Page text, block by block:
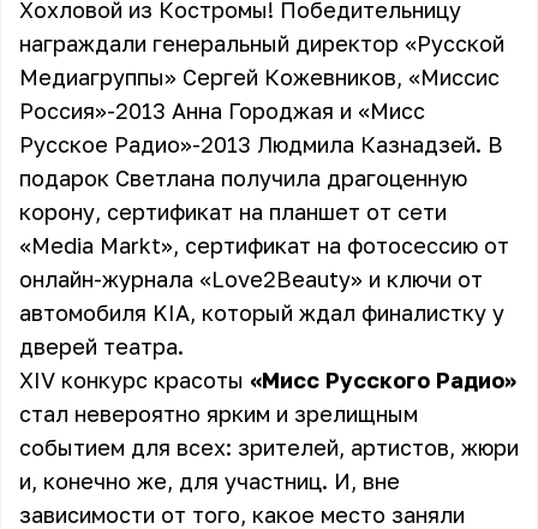
Хохловой из Костромы! Победительницу
награждали генеральный директор «Русской
Медиагруппы» Сергей Кожевников, «Миссис
Россия»-2013 Анна Городжая и «Мисс
Русское Радио»-2013 Людмила Казнадзей. В
подарок Светлана получила драгоценную
корону, сертификат на планшет от сети
«Media Markt», сертификат на фотосессию от
онлайн-журнала «Love2Beauty» и ключи от
автомобиля KIA, который ждал финалистку у
дверей театра.
XIV конкурс красоты «Мисс Русского Радио»
стал невероятно ярким и зрелищным
событием для всех: зрителей, артистов, жюри
и, конечно же, для участниц. И, вне
зависимости от того, какое место заняли